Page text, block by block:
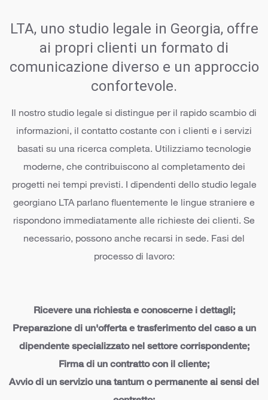
LTA, uno studio legale in Georgia, offre
ai propri clienti un formato di
comunicazione diverso e un approccio
confortevole.
Il nostro studio legale si distingue per il rapido scambio di
informazioni, il contatto costante con i clienti e i servizi
basati su una ricerca completa. Utilizziamo tecnologie
moderne, che contribuiscono al completamento dei
progetti nei tempi previsti. I dipendenti dello studio legale
georgiano LTA parlano fluentemente le lingue straniere e
rispondono immediatamente alle richieste dei clienti. Se
necessario, possono anche recarsi in sede. Fasi del
processo di lavoro:
Ricevere una richiesta e conoscerne i dettagli;
Preparazione di un'offerta e trasferimento del caso a un
dipendente specializzato nel settore corrispondente;
Firma di un contratto con il cliente;
Avvio di un servizio una tantum o permanente ai sensi del